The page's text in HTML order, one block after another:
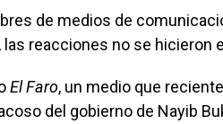
de medios de
reacciones no se hicieron
El Faro, un medio que
del gobierno de Nayib